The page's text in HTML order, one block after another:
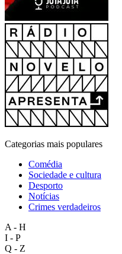
Categorias mais populares
Comédia
Sociedade e cultura
Desporto
Notícias
Crimes verdadeiros
A - H
I - P
Q - Z